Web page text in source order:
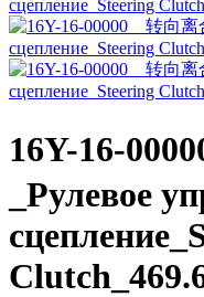
16Y-16-
_Рулевое